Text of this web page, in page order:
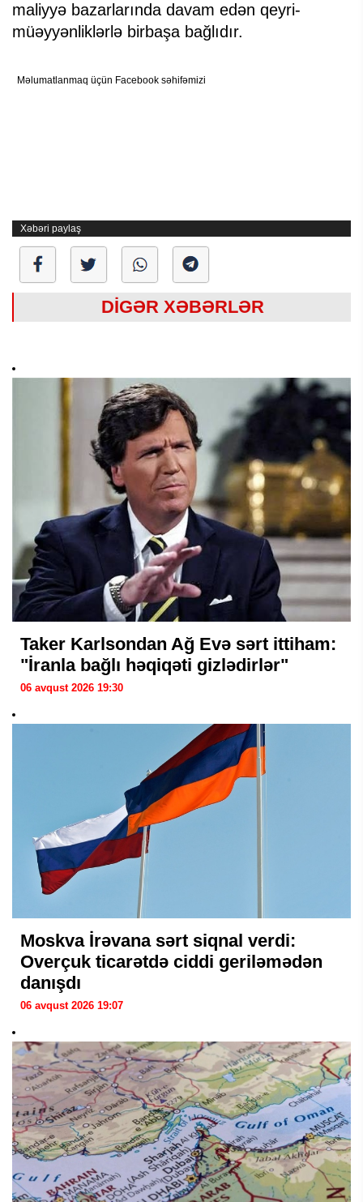
maliyyə bazarlarında davam edən qeyri-
müəyyənliklərlə birbaşa bağlıdır.
Məlumatlanmaq üçün Facebook səhifəmizi
Xəbəri paylaş
DİGƏR XƏBƏRLƏR
Taker Karlsondan Ağ Evə sərt ittiham:
"İranla bağlı həqiqəti gizlədirlər"
06 avqust 2026 19:30
Moskva İrəvana sərt siqnal verdi:
Overçuk ticarətdə ciddi geriləmədən
danışdı
06 avqust 2026 19:07